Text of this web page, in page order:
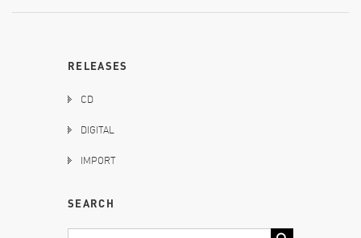
RELEASES
CD
DIGITAL
IMPORT
SEARCH